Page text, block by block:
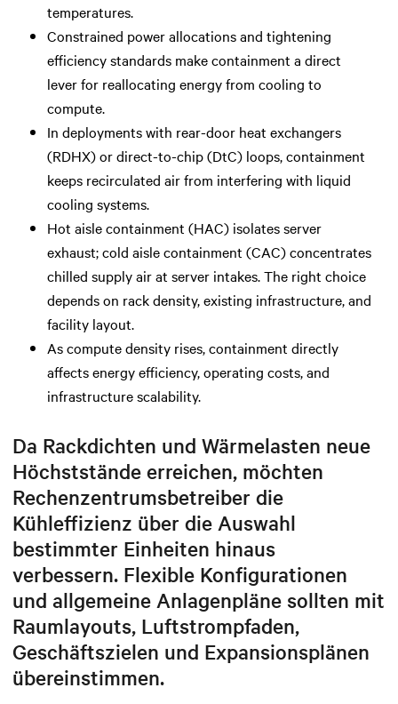
temperatures.
Constrained power allocations and tightening
efficiency standards make containment a direct
lever for reallocating energy from cooling to
compute.
In deployments with rear-door heat exchangers
(RDHX) or direct-to-chip (DtC) loops, containment
keeps recirculated air from interfering with liquid
cooling systems.
Hot aisle containment (HAC) isolates server
exhaust; cold aisle containment (CAC) concentrates
chilled supply air at server intakes. The right choice
depends on rack density, existing infrastructure, and
facility layout.
As compute density rises, containment directly
affects energy efficiency, operating costs, and
infrastructure scalability.
Da Rackdichten und Wärmelasten neue
Höchststände erreichen, möchten
Rechenzentrumsbetreiber die
Kühleffizienz über die Auswahl
bestimmter Einheiten hinaus
verbessern. Flexible Konfigurationen
und allgemeine Anlagenpläne sollten mit
Raumlayouts, Luftstrompfaden,
Geschäftszielen und Expansionsplänen
übereinstimmen.